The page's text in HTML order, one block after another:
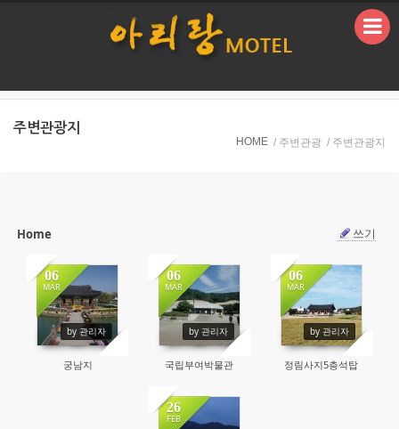
주변관광지
HOME / 주변관광 / 주변관광지
Home 쓰기
06
MAR
by 관리자
51929
궁남지
06
MAR
by 관리자
53524
국립부여박물관
06
MAR
by 관리자
54291
정림사지5층석탑
26
FEB
Sketchbook5, 스케치북5
Sketchbook5, 스케치북5